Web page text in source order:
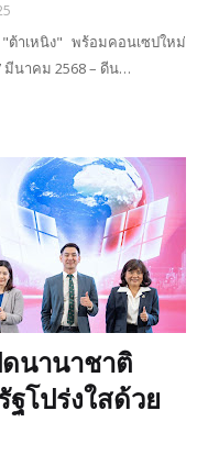
ต้าเหนิง" พร้อมคอนเซปใหม่
นาคม 2568 – ดีน…
นานาชาติ
โปร่งใสด้วย